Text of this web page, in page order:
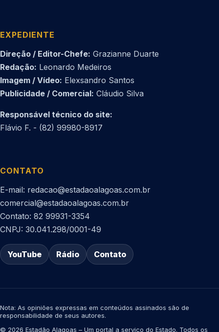
EXPEDIENTE
Direção / Editor-Chefe: Grazianne Duarte
Redação: Leonardo Medeiros
Imagem / Vídeo: Elexsandro Santos
Publicidade / Comercial: Cláudio Silva
Responsável técnico do site:
Flávio F. - (82) 99980-8917
CONTATO
E-mail: redacao@estadaoalagoas.com.br
comercial@estadaoalagoas.com.br
Contato: 82 99931-3354
CNPJ: 30.041.298/0001-49
YouTube Rádio Contato
Nota: As opiniões expressas em conteúdos assinados são de
responsabilidade de seus autores.
© 2026 Estadão Alagoas – Um portal a serviço do Estado. Todos os